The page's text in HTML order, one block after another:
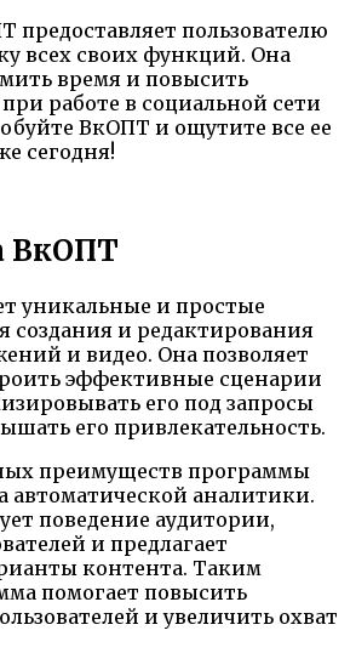
предоставляет пользователю
всех своих функций. Она
время и повысить
работе в социальной сети
ВкОПТ и ощутите все ее
сегодня!
ВкОПТ
уникальные и простые
создания и редактирования
и видео. Она позволяет
эффективные сценарии
его под запросы
его привлекательность.
преимуществ программы
автоматической аналитики.
поведение аудитории,
и предлагает
контента. Таким
помогает повысить
и увеличить охват